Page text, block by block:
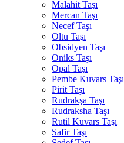
Malahit Taşı
Mercan Taşı
Necef Taşı
Oltu Taşı
Obsidyen Taşı
Oniks Taşı
Opal Taşı
Pembe Kuvars Taşı
Pirit Taşı
Rudrakşa Taşı
Rudraksha Taşı
Rutil Kuvars Taşı
Safir Taşı